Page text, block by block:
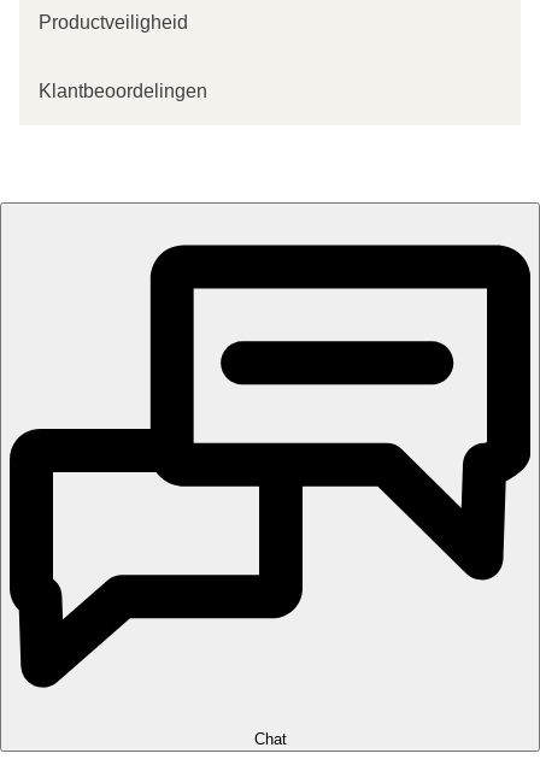
Productveiligheid
Klantbeoordelingen
Chat